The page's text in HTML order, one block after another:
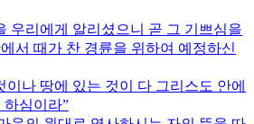
우리에게 알리셨으니 곧 그 기쁘심을
서 때가 찬 경륜을 위하여 예정하신
이나 땅에 있는 것이 다 그리스도 안에
하심이라